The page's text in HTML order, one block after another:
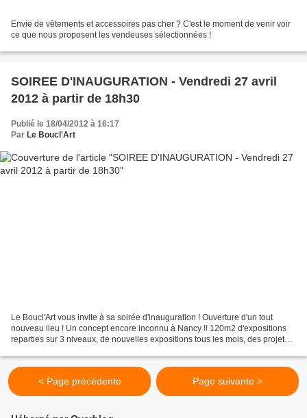
Envie de vêtements et accessoires pas cher ? C'est le moment de venir voir
ce que nous proposent les vendeuses sélectionnées !
SOIREE D'INAUGURATION - Vendredi 27 avril
2012 à partir de 18h30
Publié le 18/04/2012 à 16:17
Par Le Boucl'Art
Le Boucl'Art vous invite à sa soirée d'inauguration ! Ouverture d'un tout
nouveau lieu ! Un concept encore inconnu à Nancy !! 120m2 d'expositions
reparties sur 3 niveaux, de nouvelles expositions tous les mois, des projets
< Page précédente Page suivante >